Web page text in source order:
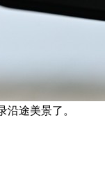
沿途美景了。